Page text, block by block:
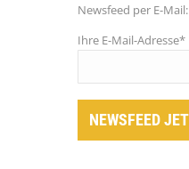
Newsfeed per E-Mail:
Ihre E-Mail-Adresse*